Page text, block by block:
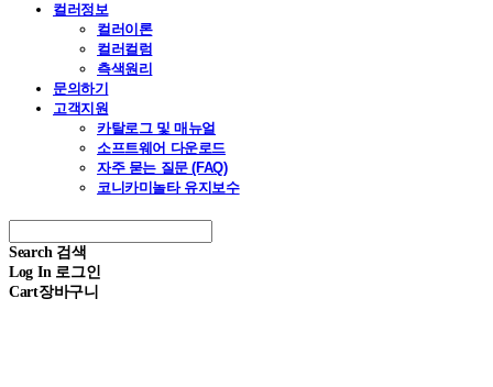
컬러정보
컬러이론
컬러컬럼
측색원리
문의하기
고객지원
카탈로그 및 매뉴얼
소프트웨어 다운로드
자주 묻는 질문 (FAQ)
코니카미놀타 유지보수
Search 검색
Log In 로그인
Cart장바구니